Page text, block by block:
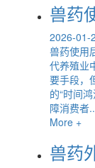
兽药
2026-01-
兽药使用
代养殖业
要手段，
的“时间
障消费者
More +
兽药